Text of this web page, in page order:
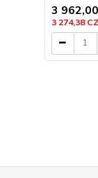
3
3 274,38